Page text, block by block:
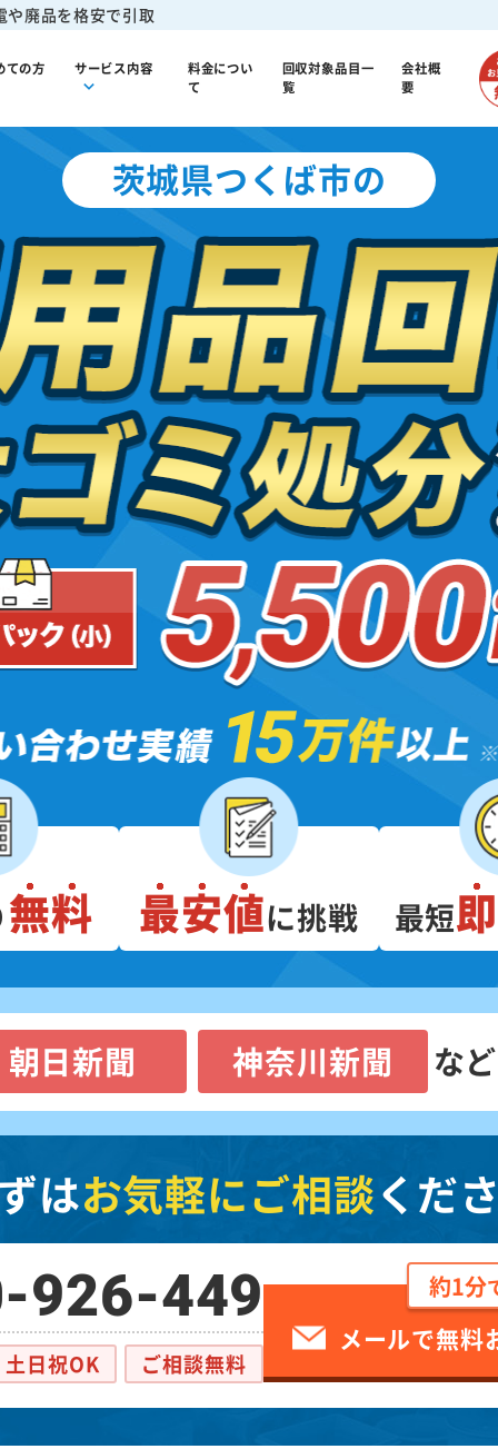
や廃品を格安で引取
ての方 サービス内容
料金につい
て
回収対象品目一
覧
会社概
要
茨城県つくば市の
無料 最安値に挑戦 最短
朝日新聞 神奈川新聞 な
はお気軽にご相談くだ
926-449
土日祝OK ご相談無料
約1分
メールで無料